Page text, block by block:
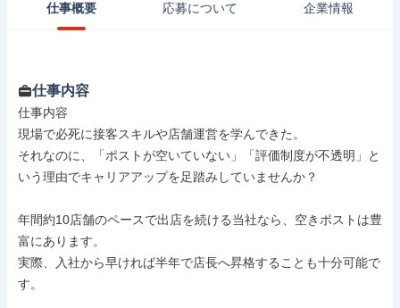
仕事概要 応募について 企業情報
仕事内容
仕事内容
現場で必死に接客スキルや店舗運営を学んできた。
それなのに、「ポストが空いていない」「評価制度が不透明」と
いう理由でキャリアアップを足踏みしていませんか？
年間約10店舗のペースで出店を続ける当社なら、空きポストは豊
富にあります。
実際、入社から早ければ半年で店長へ昇格することも十分可能で
す。